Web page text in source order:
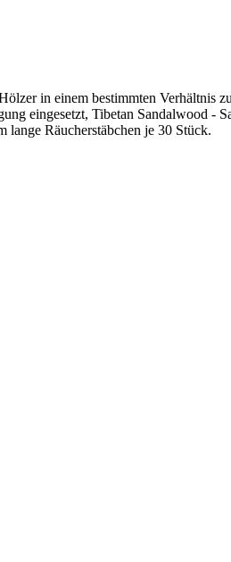
in einem bestimmten Verhältnis
eingesetzt, Tibetan Sandalwood -
lange Räucherstäbchen je 30 Stück.